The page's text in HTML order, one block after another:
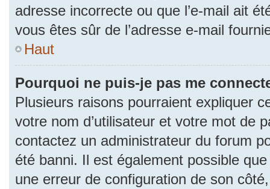
adresse incorrecte ou que l’e-mail ait
vous êtes sûr de l’adresse e-mail
Haut
Pourquoi ne puis-je pas me
Plusieurs raisons pourraient expliquer
votre nom d’utilisateur et votre mot de
contactez un administrateur du forum
été banni. Il est également possible
une erreur de configuration de son